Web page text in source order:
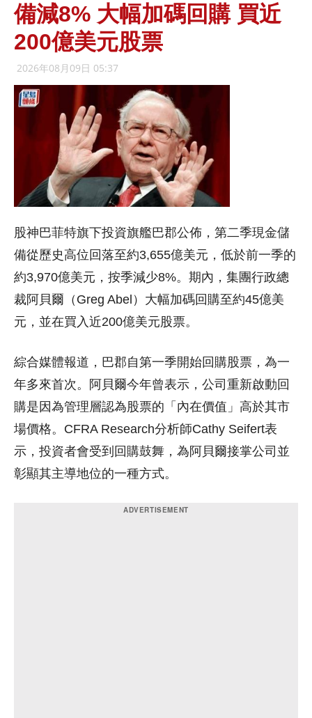
備減8% 大幅加碼回購 買近
200億美元股票
2026年08月09日 05:37
股神巴菲特旗下投資旗艦巴郡公佈，第二季現金儲
備從歷史高位回落至約3,655億美元，低於前一季的
約3,970億美元，按季減少8%。期內，集團行政總
裁阿貝爾（Greg Abel）大幅加碼回購至約45億美
元，並在買入近200億美元股票。
綜合媒體報道，巴郡自第一季開始回購股票，為一
年多來首次。阿貝爾今年曾表示，公司重新啟動回
購是因為管理層認為股票的「內在價值」高於其市
場價格。CFRA Research分析師Cathy Seifert表
示，投資者會受到回購鼓舞，為阿貝爾接掌公司並
彰顯其主導地位的一種方式。